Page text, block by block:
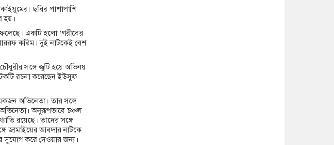
ছবির পাশাপাশি
হয়।
একটি হলো ‘গরীবের
করিম। দুই নাটকেই বেশ
সঙ্গে জুটি হয়ে অভিনয়
রচনা করেছেন ইউসুফ
অভিনেতা। তার সঙ্গে
অনুরূপভাবে চঞ্চল
রয়েছে। তাদের সঙ্গে
জামাইয়ের আবদার নাটকে
সুযোগ করে দেওয়ার জন্য।